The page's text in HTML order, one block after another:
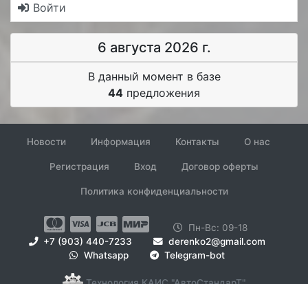
Войти
6 августа 2026 г.
В данный момент в базе
44 предложения
Новости Информация Контакты О нас
Регистрация Вход Договор оферты
Политика конфиденциальности
Пн-Вс: 09-18
+7 (903) 440-7233
derenko2@gmail.com
Whatsapp
Telegram-bot